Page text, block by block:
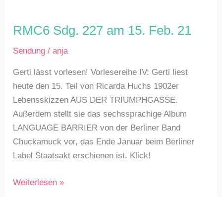
RMC6 Sdg. 227 am 15. Feb. 21
Sendung /anja
Gerti lässt vorlesen! Vorlesereihe IV: Gerti liest
heute den 15. Teil von Ricarda Huchs 1902er
Lebensskizzen AUS DER TRIUMPHGASSE.
Außerdem stellt sie das sechssprachige Album
LANGUAGE BARRIER von der Berliner Band
Chuckamuck vor, das Ende Januar beim Berliner
Label Staatsakt erschienen ist. Klick!
RMC6
Weiterlesen »